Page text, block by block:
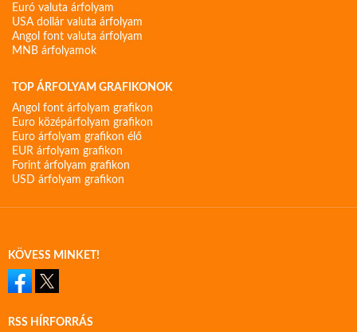
Euró valuta árfolyam
USA dollár valuta árfolyam
Angol font valuta árfolyam
MNB árfolyamok
TOP ÁRFOLYAM GRAFIKONOK
Angol font árfolyam grafikon
Euro középárfolyam grafikon
Euro árfolyam grafikon élő
EUR árfolyam grafikon
Forint árfolyam grafikon
USD árfolyam grafikon
KÖVESS MINKET!
RSS HÍRFORRÁS